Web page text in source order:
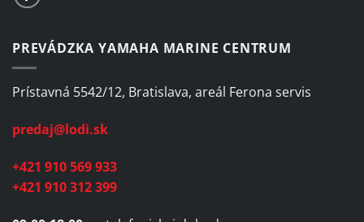
PREVÁDZKA YAMAHA MARINE CENTRUM
Prístavná 5542/12, Bratislava, areál Ferona servis
predaj@lodi.sk
+421 910 569 933
+421 910 312 399